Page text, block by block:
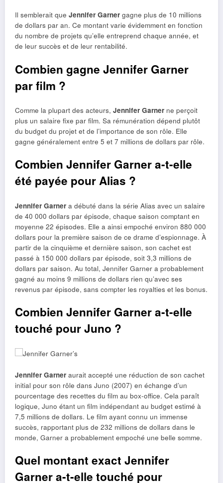
Il semblerait que Jennifer Garner gagne plus de 10 millions
de dollars par an. Ce montant varie évidemment en fonction
du nombre de projets qu’elle entreprend chaque année, et
de leur succès et de leur rentabilité.
Combien gagne Jennifer Garner
par film ?
Comme la plupart des acteurs, Jennifer Garner ne perçoit
plus un salaire fixe par film. Sa rémunération dépend plutôt
du budget du projet et de l’importance de son rôle. Elle
gagne généralement entre 5 et 7 millions de dollars par rôle.
Combien Jennifer Garner a-t-elle
été payée pour Alias ​​?
Jennifer Garner a débuté dans la série Alias ​​avec un salaire
de 40 000 dollars par épisode, chaque saison comptant en
moyenne 22 épisodes. Elle a ainsi empoché environ 880 000
dollars pour la première saison de ce drame d’espionnage. À
partir de la cinquième et dernière saison, son cachet est
passé à 150 000 dollars par épisode, soit 3,3 millions de
dollars par saison. Au total, Jennifer Garner a probablement
gagné au moins 9 millions de dollars rien qu’avec ses
revenus par épisode, sans compter les royalties et les bonus.
Combien Jennifer Garner a-t-elle
touché pour Juno ?
Jennifer Garner aurait accepté une réduction de son cachet
initial pour son rôle dans Juno (2007) en échange d’un
pourcentage des recettes du film au box-office. Cela paraît
logique, Juno étant un film indépendant au budget estimé à
7,5 millions de dollars. Le film ayant connu un immense
succès, rapportant plus de 232 millions de dollars dans le
monde, Garner a probablement empoché une belle somme.
Quel montant exact Jennifer
Garner a-t-elle touché pour